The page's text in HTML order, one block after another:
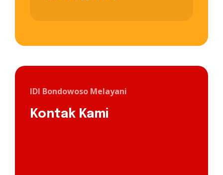
IDI Bondowoso Melayani
Kontak Kami